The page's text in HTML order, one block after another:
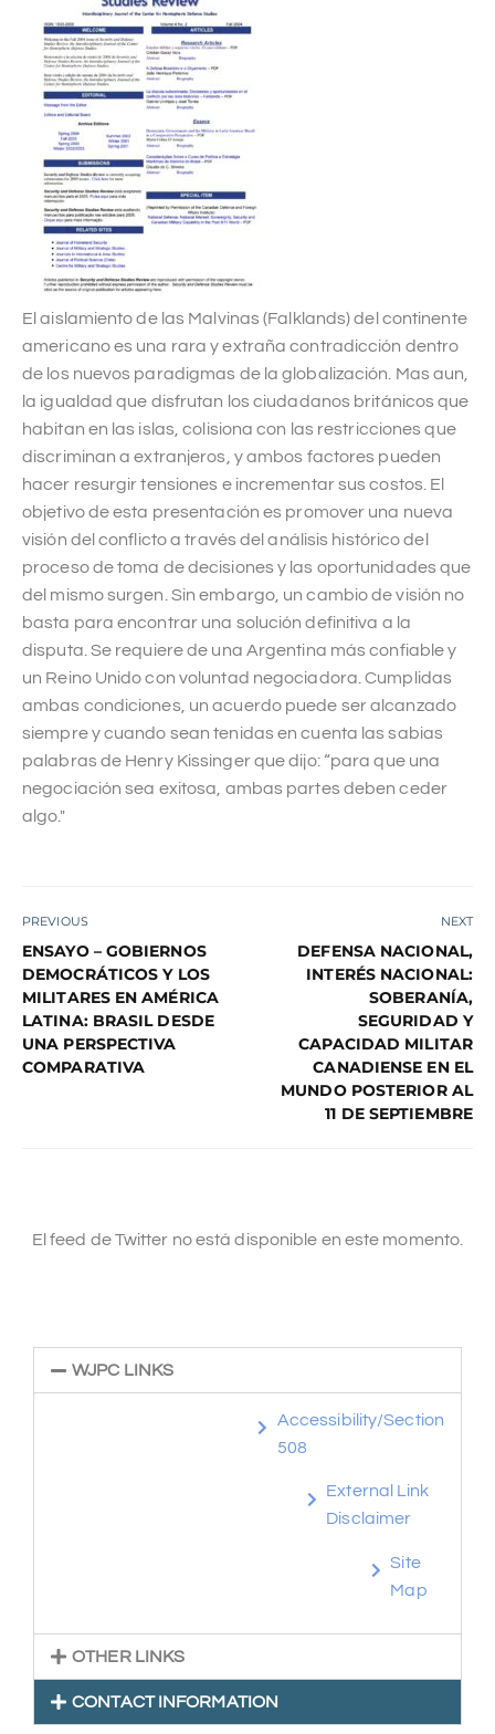
El aislamiento de las Malvinas (Falklands) del continente
americano es una rara y extraña contradicción dentro
de los nuevos paradigmas de la globalización. Mas aun,
la igualdad que disfrutan los ciudadanos británicos que
habitan en las islas, colisiona con las restricciones que
discriminan a extranjeros, y ambos factores pueden
hacer resurgir tensiones e incrementar sus costos. El
objetivo de esta presentación es promover una nueva
visión del conflicto a través del análisis histórico del
proceso de toma de decisiones y las oportunidades que
del mismo surgen. Sin embargo, un cambio de visión no
basta para encontrar una solución definitiva a la
disputa. Se requiere de una Argentina más confiable y
un Reino Unido con voluntad negociadora. Cumplidas
ambas condiciones, un acuerdo puede ser alcanzado
siempre y cuando sean tenidas en cuenta las sabias
palabras de Henry Kissinger que dijo: “para que una
negociación sea exitosa, ambas partes deben ceder
algo."
PREVIOUS
ENSAYO – GOBIERNOS
DEMOCRÁTICOS Y LOS
MILITARES EN AMÉRICA
LATINA: BRASIL DESDE
UNA PERSPECTIVA
COMPARATIVA
NEXT
DEFENSA NACIONAL,
INTERÉS NACIONAL:
SOBERANÍA,
SEGURIDAD Y
CAPACIDAD MILITAR
CANADIENSE EN EL
MUNDO POSTERIOR AL
11 DE SEPTIEMBRE
El feed de Twitter no está disponible en este momento.
WJPC LINKS
Accessibility/Section
508
External Link
Disclaimer
Site
Map
OTHER LINKS
CONTACT INFORMATION